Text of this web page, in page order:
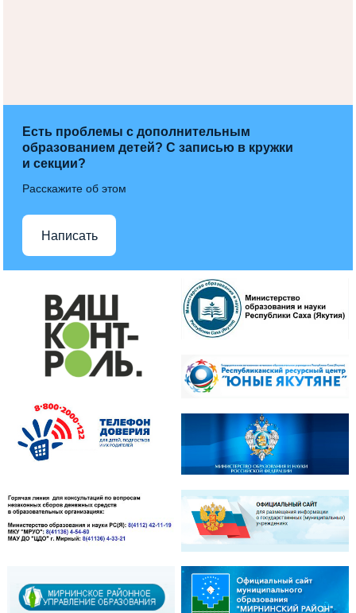
Есть проблемы с дополнительным
образованием детей? С записью в кружки
и секции?
Расскажите об этом
Написать